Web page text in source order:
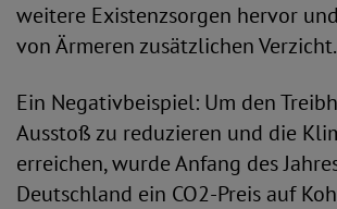
weitere Existenzsorgen hervor
von Ärmeren zusätzlichen Verzicht.
Ein Negativbeispiel: Um den
Ausstoß zu reduzieren und die
erreichen, wurde Anfang des
Deutschland ein CO2-Preis auf